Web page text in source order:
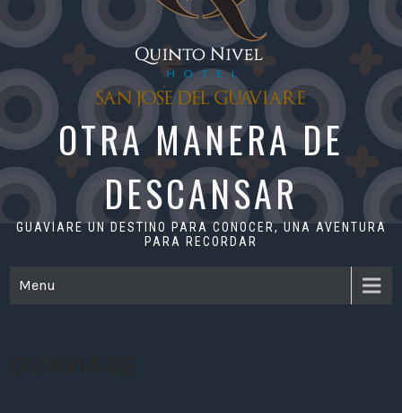
OTRA MANERA DE
DESCANSAR
GUAVIARE UN DESTINO PARA CONOCER, UNA AVENTURA
PARA RECORDAR
Menu